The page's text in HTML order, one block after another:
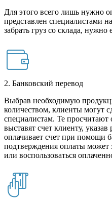
Для этого всего лишь нужно
представлен специалистами
забрать груз со склада, нужно
2. Банковский перевод
Выбрав необходимую
количеством, клиенты могут
специалистам. Те
выставят счет клиенту,
оплачивает счет при помощи
подтверждения оплаты может
или воспользоваться